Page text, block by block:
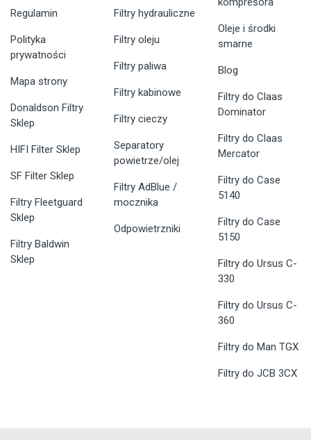
Regulamin
Polityka
prywatności
Mapa strony
Donaldson Filtry
Sklep
HIFI Filter Sklep
SF Filter Sklep
Filtry Fleetguard
Sklep
Filtry Baldwin
Sklep
Filtry hydrauliczne
Filtry oleju
Filtry paliwa
Filtry kabinowe
Filtry cieczy
Separatory
powietrze/olej
Filtry AdBlue /
mocznika
Odpowietrzniki
Oleje i środki
smarne
Blog
Filtry do Claas
Dominator
Filtry do Claas
Mercator
Filtry do Case
5140
Filtry do Case
5150
Filtry do Ursus C-
330
Filtry do Ursus C-
360
Filtry do Man TGX
Filtry do JCB 3CX